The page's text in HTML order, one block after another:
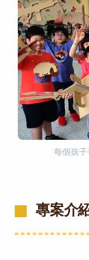
每個孩子
專案介